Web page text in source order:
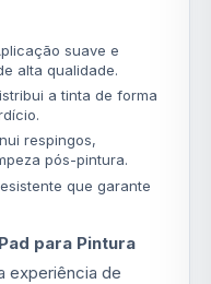
suave e
alta qualidade.
a tinta de forma
respingos,
pós-pintura.
que garante
para Pintura
experiência de